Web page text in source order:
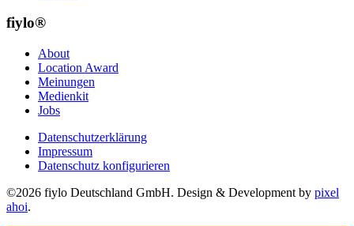
fiylo®
About
Location Award
Meinungen
Medienkit
Jobs
Datenschutzerklärung
Impressum
Datenschutz konfigurieren
©2026 fiylo Deutschland GmbH. Design & Development by pixel
ahoi.